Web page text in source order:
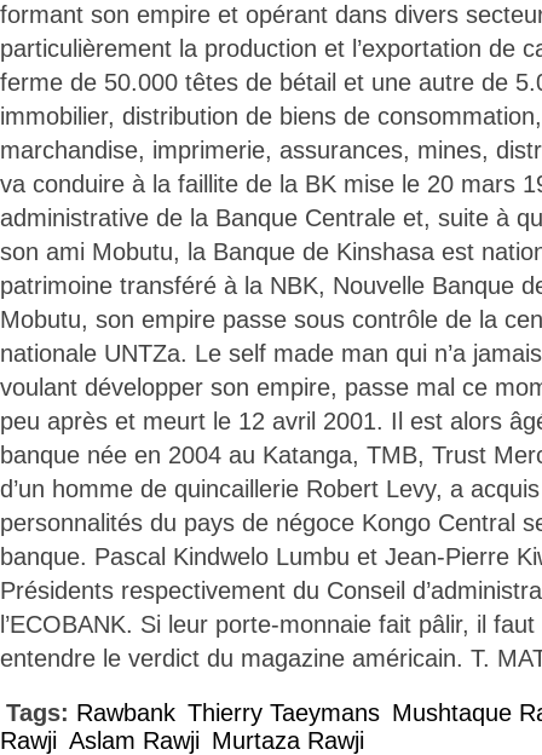
formant son empire et opérant dans divers
particulièrement la production et l’exportation de
ferme de 50.000 têtes de bétail et une autre de
immobilier, distribution de biens de
marchandise, imprimerie, assurances, mines,
va conduire à la faillite de la BK mise le 20 mars
administrative de la Banque Centrale et, suite à
son ami Mobutu, la Banque de Kinshasa est
patrimoine transféré à la NBK, Nouvelle Banque
Mobutu, son empire passe sous contrôle de la
nationale UNTZa. Le self made man qui n’a
voulant développer son empire, passe mal ce
peu après et meurt le 12 avril 2001. Il est alors
banque née en 2004 au Katanga, TMB, Trust
d’un homme de quincaillerie Robert Levy, a
personnalités du pays de négoce Kongo Central
banque. Pascal Kindwelo Lumbu et Jean-Pierre
Présidents respectivement du Conseil
l’ECOBANK. Si leur porte-monnaie fait pâlir, il
entendre le verdict du magazine américain. T.
Tags: Rawbank Thierry Taeymans Mushtaque
Rawji Aslam Rawji Murtaza Rawji